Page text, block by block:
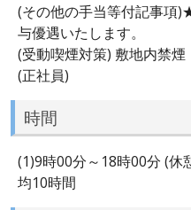
(その他の手当等付記事項
与優遇いたします。
(受動喫煙対策) 敷地内禁煙
(正社員)
時間
(1)9時00分～18時00分 (休
均10時間